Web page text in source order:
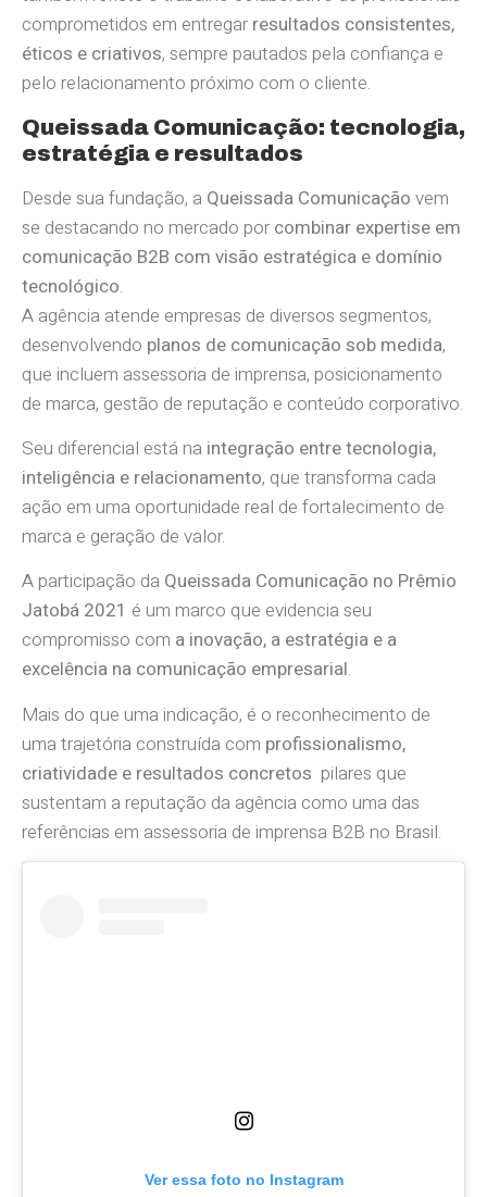
comprometidos em entregar resultados consistentes,
éticos e criativos, sempre pautados pela confiança e
pelo relacionamento próximo com o cliente.
Queissada Comunicação: tecnologia,
estratégia e resultados
Desde sua fundação, a Queissada Comunicação vem
se destacando no mercado por combinar expertise em
comunicação B2B com visão estratégica e domínio
tecnológico.
A agência atende empresas de diversos segmentos,
desenvolvendo planos de comunicação sob medida,
que incluem assessoria de imprensa, posicionamento
de marca, gestão de reputação e conteúdo corporativo.
Seu diferencial está na integração entre tecnologia,
inteligência e relacionamento, que transforma cada
ação em uma oportunidade real de fortalecimento de
marca e geração de valor.
A participação da Queissada Comunicação no Prêmio
Jatobá 2021 é um marco que evidencia seu
compromisso com a inovação, a estratégia e a
excelência na comunicação empresarial.
Mais do que uma indicação, é o reconhecimento de
uma trajetória construída com profissionalismo,
criatividade e resultados concretos pilares que
sustentam a reputação da agência como uma das
referências em assessoria de imprensa B2B no Brasil.
Ver essa foto no Instagram